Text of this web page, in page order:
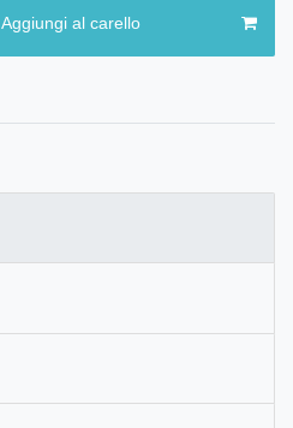
Aggiungi al carello